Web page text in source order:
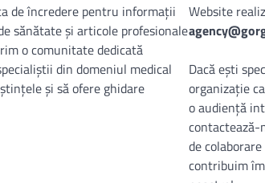
de încredere pentru informații
sănătate și articole profesionale
o comunitate dedicată
din domeniul medical
și să ofere ghidare
Website
Dacă ești
organizație
o audiență
contactează-
de colaborare
contribuim